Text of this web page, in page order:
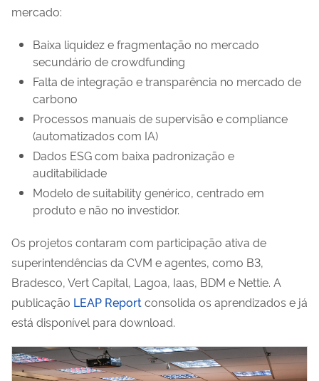
mercado:
Baixa liquidez e fragmentação no mercado
secundário de crowdfunding
Falta de integração e transparência no mercado de
carbono
Processos manuais de supervisão e compliance
(automatizados com IA)
Dados ESG com baixa padronização e
auditabilidade
Modelo de suitability genérico, centrado em
produto e não no investidor.
Os projetos contaram com participação ativa de
superintendências da CVM e agentes, como B3,
Bradesco, Vert Capital, Lagoa, Iaas, BDM e Nettie. A
publicação LEAP Reportconsolida os aprendizados e já
está disponível para download.